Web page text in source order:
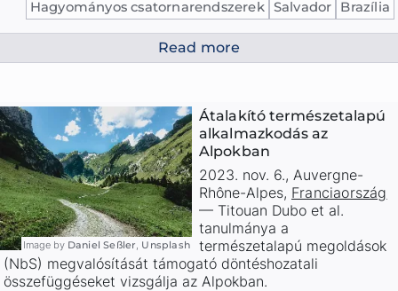
Read more
Hagyományos csatornarendszerek Salvador Brazília
Image by Daniel Seßler, Unsplash
Átalakító természetalapú
alkalmazkodás az
Alpokban
2023. nov. 6., Auvergne-
Rhône-Alpes, Franciaország
— Titouan Dubo et al.
tanulmánya a
természetalapú megoldások
(NbS) megvalósítását támogató döntéshozatali
összefüggéseket vizsgálja az Alpokban.